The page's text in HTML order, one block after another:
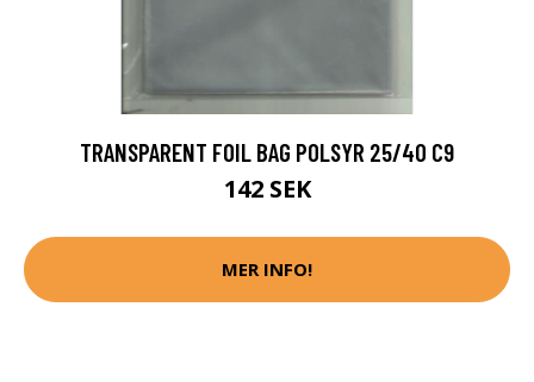
TRANSPARENT FOIL BAG POLSYR 25/40 C9
142 SEK
MER INFO!